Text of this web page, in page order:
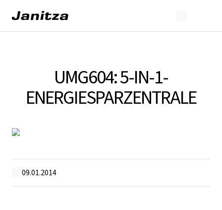
UMG604: 5-IN-1-
ENERGIESPARZENTRALE
09.01.2014